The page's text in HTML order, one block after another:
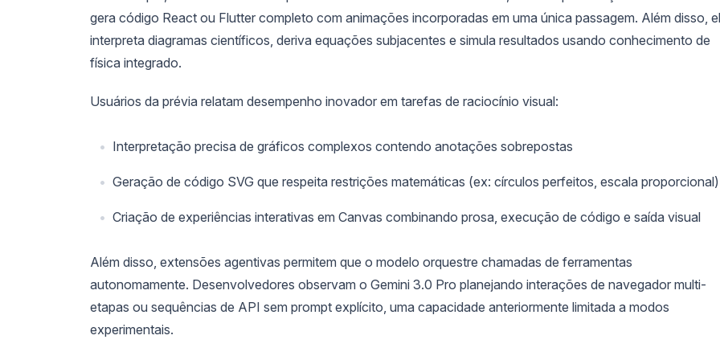
gera código React ou Flutter completo com animações incorporadas em uma única passagem. Além disso,
interpreta diagramas científicos, deriva equações subjacentes e simula resultados usando conhecimento de
física integrado.
Usuários da prévia relatam desempenho inovador em tarefas de raciocínio visual:
Interpretação precisa de gráficos complexos contendo anotações sobrepostas
Geração de código SVG que respeita restrições matemáticas (ex: círculos perfeitos, escala proporcional)
Criação de experiências interativas em Canvas combinando prosa, execução de código e saída visual
Além disso, extensões agentivas permitem que o modelo orquestre chamadas de ferramentas
autonomamente. Desenvolvedores observam o Gemini 3.0 Pro planejando interações de navegador multi-
etapas ou sequências de API sem prompt explícito, uma capacidade anteriormente limitada a modos
experimentais.